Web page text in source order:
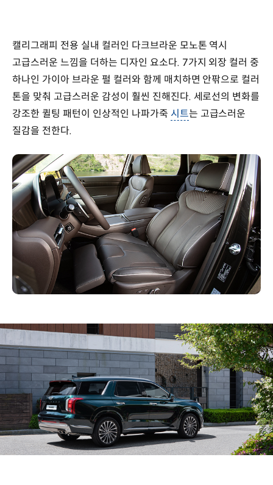
캘리그래피 전용 실내 컬러인 다크브라운 모노톤 역시
고급스러운 느낌을 더하는 디자인 요소다. 7가지 외장 컬러 중
하나인 가이아 브라운 펄 컬러와 함께 매치하면 안팎으로 컬러
톤을 맞춰 고급스러운 감성이 훨씬 진해진다. 세로선의 변화를
강조한 퀼팅 패턴이 인상적인 나파가죽 시트는 고급스러운
질감을 전한다.